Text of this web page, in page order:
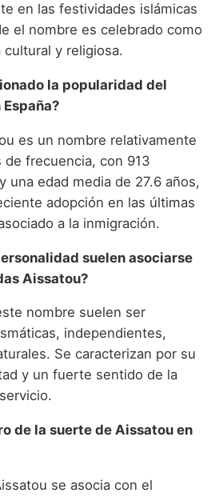
en las festividades islámicas
el nombre es celebrado como
y religiosa.
la popularidad del
es un nombre relativamente
frecuencia, con 913
una edad media de 27.6 años,
adopción en las últimas
a la inmigración.
suelen asociarse
Aissatou?
nombre suelen ser
independientes,
Se caracterizan por su
y un fuerte sentido de la
de la suerte de Aissatou en
se asocia con el